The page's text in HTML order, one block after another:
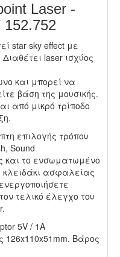
Laser -
152.752
star sky effect με
laser ισχύος
και μπορεί να
βάση της μουσικής.
από μικρό τρίποδο
επιλογής τρόπου
Sound
και το ενσωματωμένο
κλειδάκι ασφαλείας
τελικό έλεγχο του
5V / 1A
Βάρος